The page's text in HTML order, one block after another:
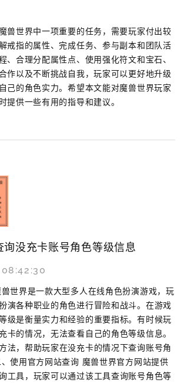
兽世界中一项重要的任务，需要玩家付出较
戒指的属性、完成任务、参与副本和团队活
、合理分配属性点、使用强化符文和宝石、
作以及不断挑战自我，玩家可以更好地升级
己的角色实力。希望本文能对魔兽世界玩家
提供一些有用的指导和建议。
询没充卡账号角色等级信息
世界是一款大型多人在线角色扮演游戏，玩
演各种职业的角色进行冒险和战斗。在游戏
级是衡量实力和经验的重要指标。有时候玩
卡的情况，无法查看自己的角色等级信息。
法，帮助玩家在没充卡的情况下查询账号角
使用官方网站查询 魔兽世界官方网站提供
工具，玩家可以通过该工具查询账号角色等